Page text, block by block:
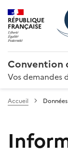
RÉPUBLIQUE
FRANÇAISE
Convention
Vos demandes
Accueil